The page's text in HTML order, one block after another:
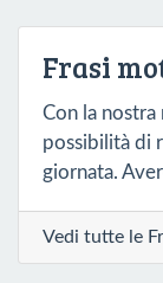
Frasi
Con la
possibilità di
giornata.
Vedi tutte le